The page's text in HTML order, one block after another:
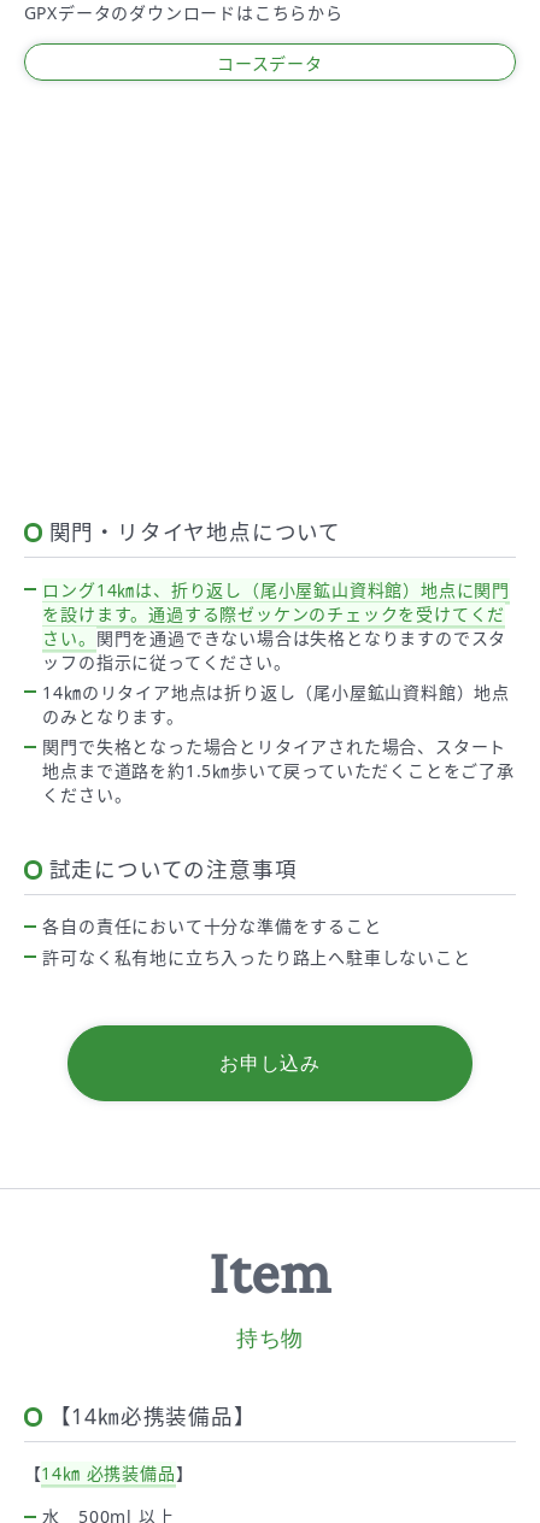
GPXデータのダウンロードはこちらから
コースデータ
関門・リタイヤ地点について
ロング14㎞は、折り返し（尾小屋鉱山資料館）地点に関門
を設けます。通過する際ゼッケンのチェックを受けてくだ
さい。 関門を通過できない場合は失格となりますのでスタ
ッフの指示に従ってください。
14㎞のリタイア地点は折り返し（尾小屋鉱山資料館）地点
のみとなります。
関門で失格となった場合とリタイアされた場合、スタート
地点まで道路を約1.5㎞歩いて戻っていただくことをご了承
ください。
試走についての注意事項
各自の責任において十分な準備をすること
許可なく私有地に立ち入ったり路上へ駐車しないこと
お申し込み
Item
持ち物
【14㎞必携装備品】
【14㎞ 必携装備品】
水 500ml 以上